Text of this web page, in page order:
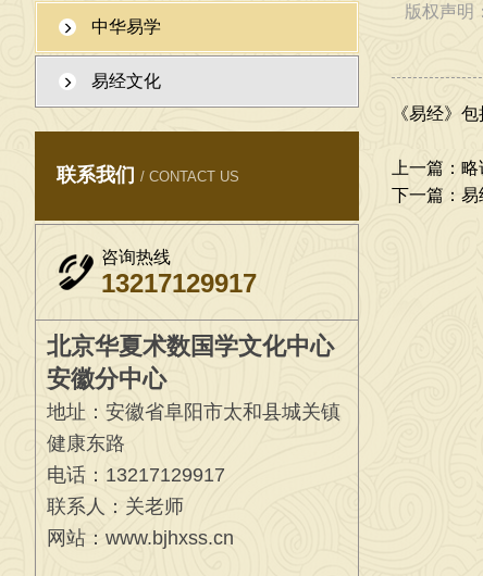
2026年6月6日，在工作室给学生一起研究
2026年7月1日，在工作室给学生一起，学习
中华易学
易经文化
联系我们 / CONTACT US
咨询热线
13217129917
北京华夏术数国学文化中心
安徽分中心
地址：安徽省阜阳市太和县城关镇
健康东路
电话：13217129917
联系人：关老师
网站：www.bjhxss.cn
版权声明
《易经》
上一篇： 略
下一篇： 易